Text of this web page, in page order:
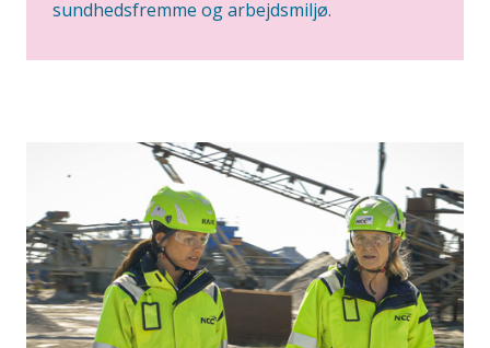
sundhedsfremme og arbejdsmiljø.